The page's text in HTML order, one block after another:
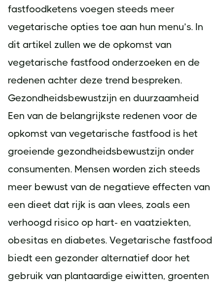
fastfoodketens voegen steeds meer
vegetarische opties toe aan hun menu’s. In
dit artikel zullen we de opkomst van
vegetarische fastfood onderzoeken en de
redenen achter deze trend bespreken.
Gezondheidsbewustzijn en duurzaamheid
Een van de belangrijkste redenen voor de
opkomst van vegetarische fastfood is het
groeiende gezondheidsbewustzijn onder
consumenten. Mensen worden zich steeds
meer bewust van de negatieve effecten van
een dieet dat rijk is aan vlees, zoals een
verhoogd risico op hart- en vaatziekten,
obesitas en diabetes. Vegetarische fastfood
biedt een gezonder alternatief door het
gebruik van plantaardige eiwitten, groenten